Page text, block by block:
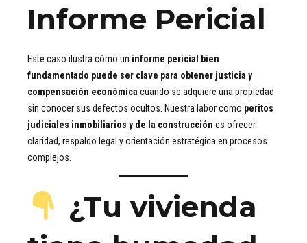
Informe Pericial
Este caso ilustra cómo un informe pericial bien
fundamentado puede ser clave para obtener justicia y
compensación económica cuando se adquiere una propiedad
sin conocer sus defectos ocultos. Nuestra labor como peritos
judiciales inmobiliarios y de la construcción es ofrecer
claridad, respaldo legal y orientación estratégica en procesos
complejos.
¿Tu vivienda